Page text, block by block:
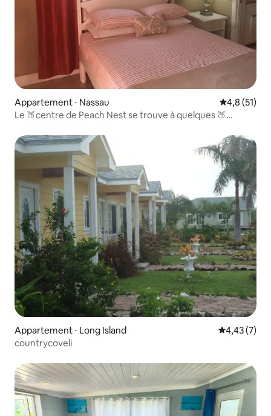
Appartement ⋅ Nassau Évaluation
4,8 (51)
Le 🍑centre de Peach Nest se trouve à quelques 🍑
Appartement ⋅ Long Island Évaluation
4,43 (7)
countrycoveli